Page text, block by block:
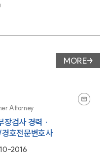
변호사 페
MORE
Attorney
장검사 경력 ·
호전문변호사
2016